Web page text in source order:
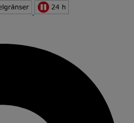
Hoppa till innehåll